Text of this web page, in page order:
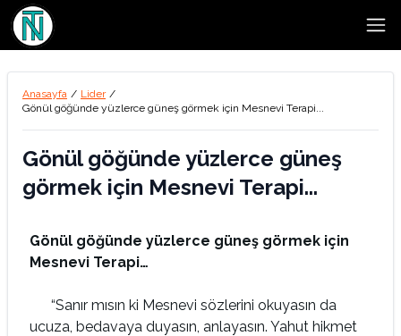
Anasayfa / Lider /
Gönül göğünde yüzlerce güneş görmek için Mesnevi Terapi...
Gönül göğünde yüzlerce güneş
görmek için Mesnevi Terapi...
Gönül göğünde yüzlerce güneş görmek için
Mesnevi Terapi…
“Sanır mısın ki Mesnevi sözlerini okuyasın da
ucuza, bedavaya duyasın, anlayasın. Yahut hikmet